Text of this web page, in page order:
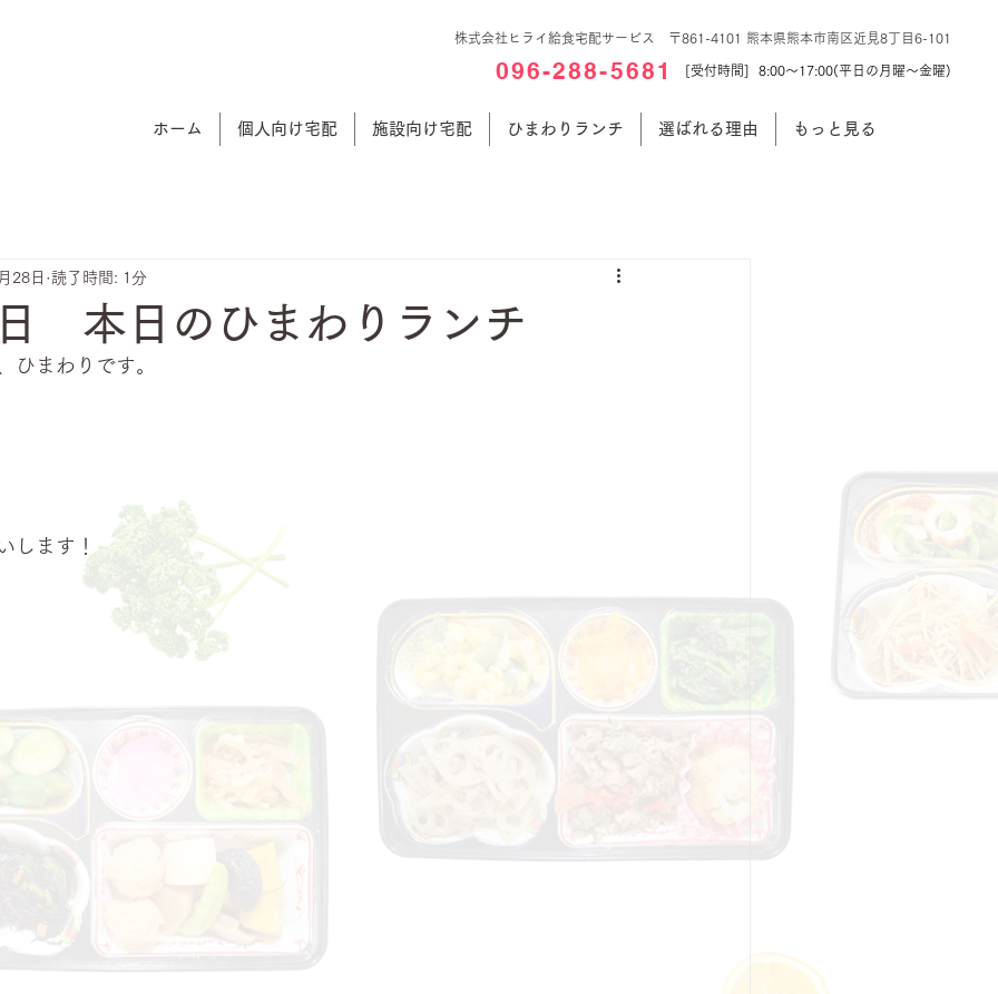
株式会社ヒライ給食宅配サービス 〒861-4101 熊本県熊本市南区近見8丁目6-101
096-288-5681 [受付時間] 8:00～17:00(平日の月曜～金曜)
ホーム 個人向け宅配 施設向け宅配 ひまわりランチ 選ばれる理由 もっと見る
本日のひまわりランチ
28日 読了時間: 1分
ひまわりです。
します！